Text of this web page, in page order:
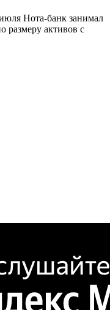
превышающие семь
размеру активов с